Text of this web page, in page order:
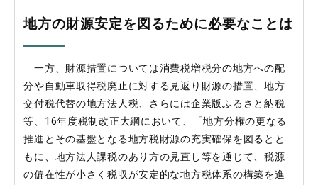
地方の財源安定を図るために必要なことは
一方、財源措置については消費税増税分の地方への配
分や自動車取得税廃止に対する見返り財源の措置、地方
交付税代替の地方法人税、さらには企業版ふるさと納税
等、16年度税制改正大綱において、「地方分権の更なる
推進とその基盤となる地方税財源の充実確保を図るとと
もに、地方法人課税のあり方の見直し等を通じて、税源
の偏在性が小さく税収が安定的な地方税体系の構築を進